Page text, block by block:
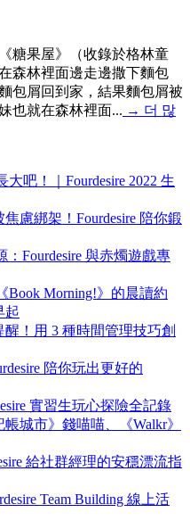
糖果屋》（收錄於格林童
森林裡面邊走邊撒下麵包
包屑回到家，結果麵包屑被
也就在森林裡面... → 더 많
吧！｜Fourdesire 2022 生
慮綁架！Fourdesire 陪你鍛
：Fourdesire 與赤燭遊戲專
Book Morning!》的晨讀約
起
醒！用 3 種時間管理技巧創
陪你玩出更好的
實習生玩心探險全記錄
城市》錢喵喵、《Walkr》
給社群經理的安穩漂流指
Team Building 線上活